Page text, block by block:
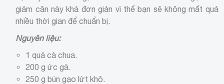
giảm cân này khá đơn giản vì thế bạn sẽ không mất quá
nhiều thời gian để chuẩn bị.
Nguyên liệu:
1 quả cà chua.
200 g ức gà.
250 g bún gạo lứt khô.